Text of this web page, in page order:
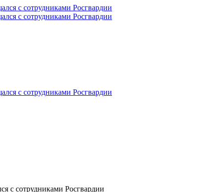
с сотрудниками Росгвардии